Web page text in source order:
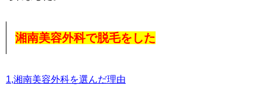
湘南美容外科で脱毛をした
1,湘南美容外科を選んだ理由